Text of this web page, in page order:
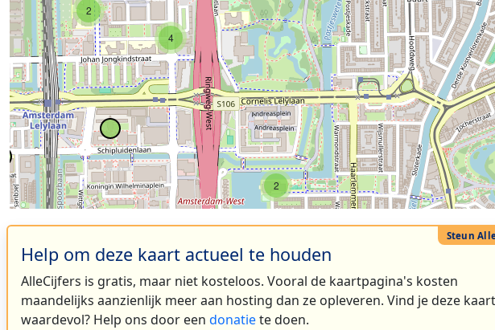
2
2
4
Help om deze kaart actueel te houden
AlleCijfers is gratis, maar niet kosteloos. Vooral de kaartpagina's kosten
maandelijks aanzienlijk meer aan hosting dan ze opleveren. Vind je deze kaart
waardevol? Help ons door een donatiete doen.